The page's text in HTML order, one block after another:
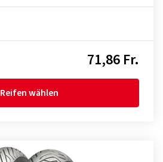
71,86 Fr.
Reifen wählen